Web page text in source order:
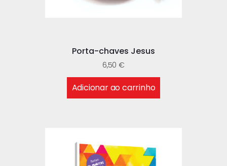
Porta-chaves Jesus
6,50€
Adicionar ao carrinho